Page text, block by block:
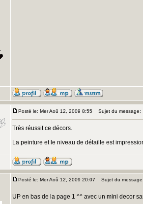
Posté le: Mer Aoû 12, 2009 8:55 Sujet du message:
Très réussit ce décors.
La peinture et le niveau de détaille est
Posté le: Mer Aoû 12, 2009 20:07 Sujet du
UP en bas de la page 1 ^^ avec un mini decor